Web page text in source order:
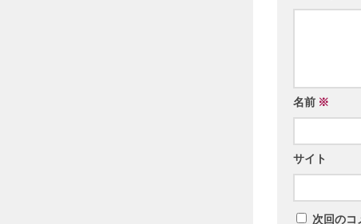
名前 ※
サイト
次回のコ